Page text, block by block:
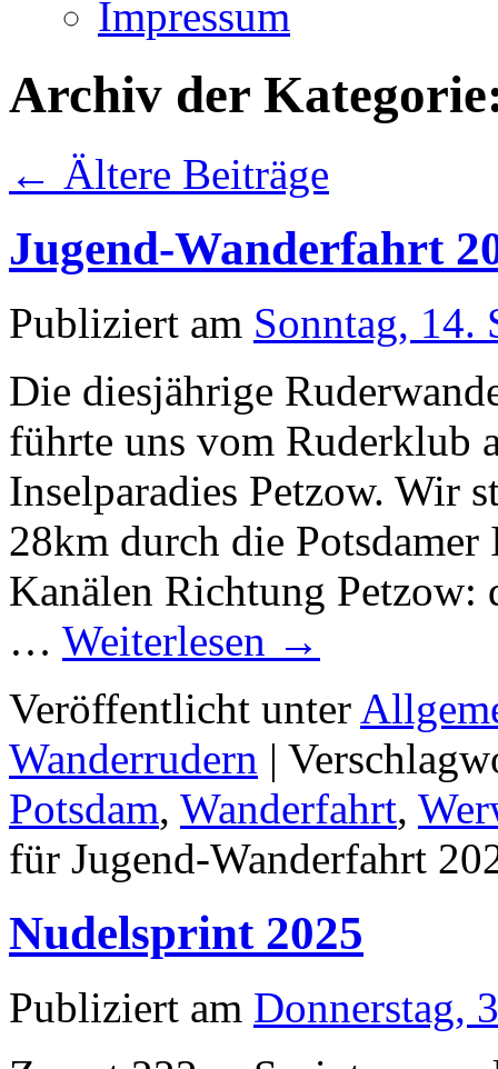
Impressum
Archiv der
← Ältere Beiträge
Jugend-Wanderfahrt
Publiziert am Sonntag, 14.
Die diesjährige
führte uns vom Ruderklub
Inselparadies Petzow. Wir
28km durch die
Kanälen Richtung
… Weiterlesen →
Veröffentlicht unter
Wanderrudern |
Potsdam, Wanderfahrt,
für Jugend-Wanderfahrt
Nudelsprint 2025
Publiziert am Donnerstag,